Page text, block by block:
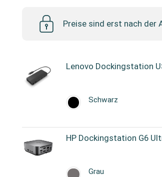
Preise sind erst nach der
Lenovo Dockingstation
Schwarz
HP Dockingstation G6
Grau